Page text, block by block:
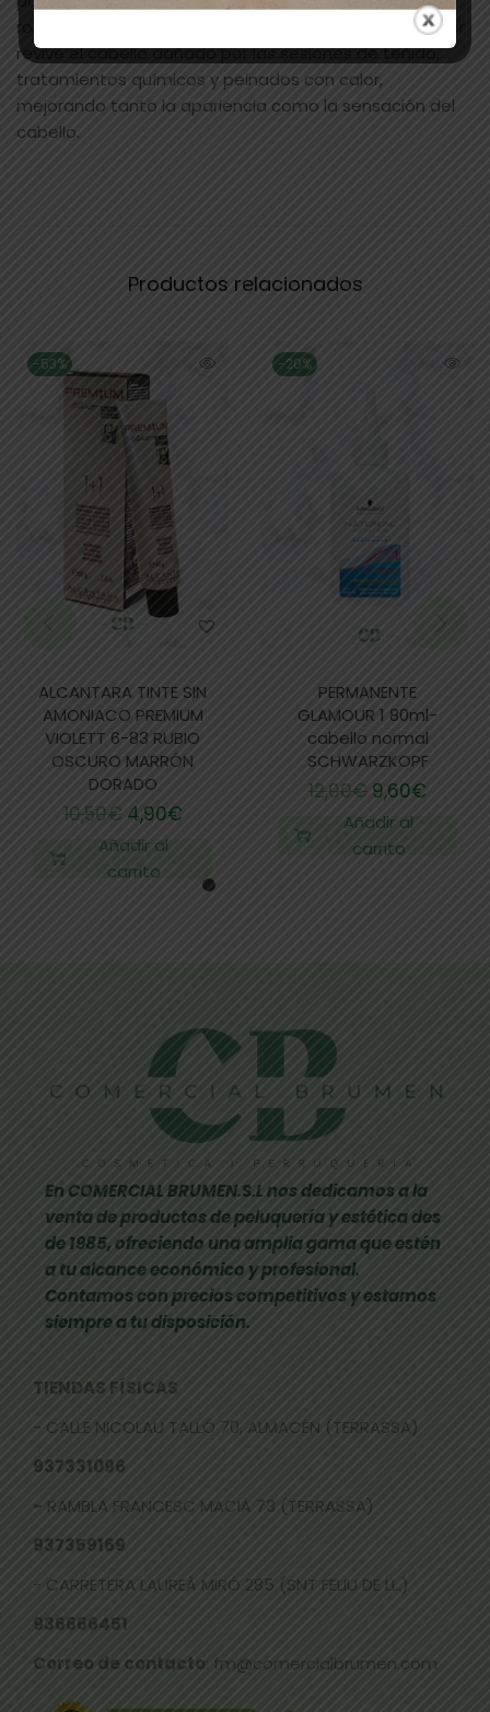
rotos en la estructura capilar. El tratamiento reparador
revive el cabello dañado por las sesiones de teñido,
tratamientos químicos y peinados con calor,
mejorando tanto la apariencia como la sensación del
cabello.
Productos relacionados
-53%
ALCANTARA TINTE SIN
AMONIACO PREMIUM
VIOLETT 6-83 RUBIO
OSCURO MARRÓN
DORADO
10,50€ 4,90€
Añadir al
carrito
-20%
PERMANENTE
GLAMOUR 1 80ml-
cabello normal
SCHWARZKOPF
12,00€ 9,60€
Añadir al
carrito
En COMERCIAL BRUMEN.S.L nos dedicamos a la
venta de productos de peluquería y estética des
de 1985, ofreciendo una amplia gama que estén
a tu alcance económico y profesional.
Contamos con precios competitivos y estamos
siempre a tu disposición.
TIENDAS FÍSICAS
- CALLE NICOLAU TALLÓ 70, ALMACÉN (TERRASSA)
937331096
- RAMBLA FRANCESC MACIÀ 73 (TERRASSA)
937359169
- CARRETERA LAUREÀ MIRÓ 285 (SNT FELIU DE LL.)
936666451
Correo de contacto: fm@comercialbrumen.com